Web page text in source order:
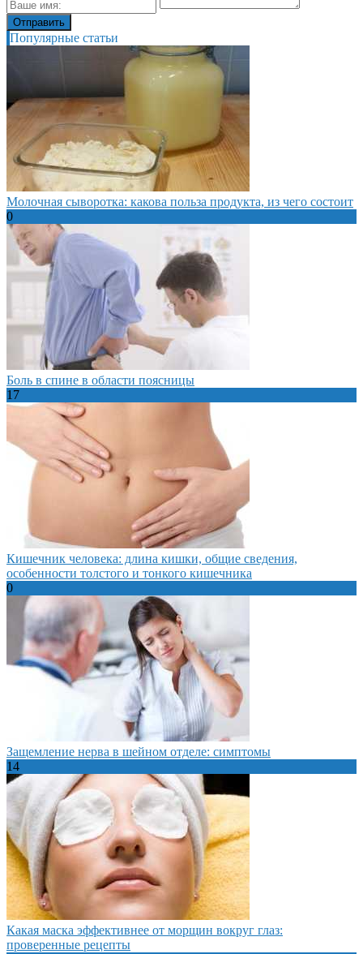
Популярные статьи
Молочная сыворотка: какова польза продукта, из чего состоит
0
Боль в спине в области поясницы
17
Кишечник человека: длина кишки, общие сведения,
особенности толстого и тонкого кишечника
0
Защемление нерва в шейном отделе: симптомы
14
Какая маска эффективнее от морщин вокруг глаз:
проверенные рецепты